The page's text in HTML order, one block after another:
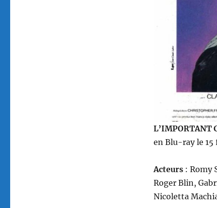
L’IMPORTANT
en Blu-ray le 15
Acteurs: Romy
Roger Blin,
Nicoletta